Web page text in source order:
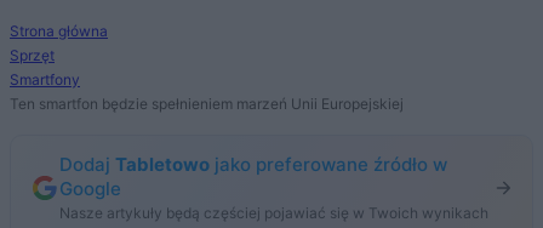
Strona główna
Sprzęt
Smartfony
Ten smartfon będzie spełnieniem marzeń Unii Europejskiej
Dodaj Tabletowo jako preferowane źródło w
Google
Nasze artykuły będą częściej pojawiać się w Twoich wynikach